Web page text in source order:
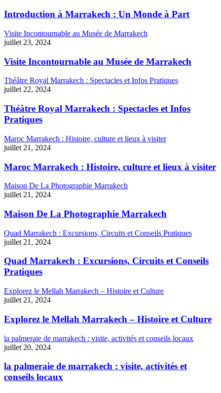
Introduction à Marrakech : Un Monde à Part
Visite Incontournable au Musée de Marrakech
juillet 23, 2024
Visite Incontournable au Musée de Marrakech
Théâtre Royal Marrakech : Spectacles et Infos Pratiques
juillet 22, 2024
Théâtre Royal Marrakech : Spectacles et Infos
Pratiques
Maroc Marrakech : Histoire, culture et lieux à visiter
juillet 21, 2024
Maroc Marrakech : Histoire, culture et lieux à visiter
Maison De La Photographie Marrakech
juillet 21, 2024
Maison De La Photographie Marrakech
Quad Marrakech : Excursions, Circuits et Conseils Pratiques
juillet 21, 2024
Quad Marrakech : Excursions, Circuits et Conseils
Pratiques
Explorez le Mellah Marrakech – Histoire et Culture
juillet 21, 2024
Explorez le Mellah Marrakech – Histoire et Culture
la palmeraie de marrakech : visite, activités et conseils locaux
juillet 20, 2024
la palmeraie de marrakech : visite, activités et
conseils locaux